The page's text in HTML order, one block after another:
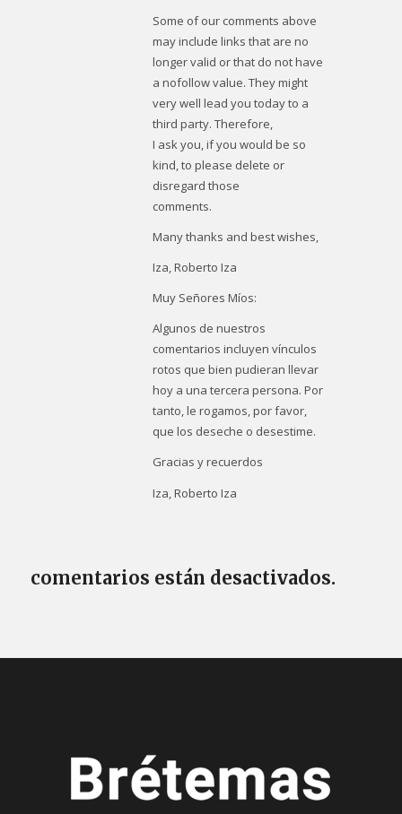
Some of our comments above
may include links that are no
longer valid or that do not have
a nofollow value. They might
very well lead you today to a
third party. Therefore,
I ask you, if you would be so
kind, to please delete or
disregard those
comments.
Many thanks and best wishes,
Iza, Roberto Iza
Muy Señores Míos:
Algunos de nuestros
comentarios incluyen vínculos
rotos que bien pudieran llevar
hoy a una tercera persona. Por
tanto, le rogamos, por favor,
que los deseche o desestime.
Gracias y recuerdos
Iza, Roberto Iza
comentarios están desactivados.